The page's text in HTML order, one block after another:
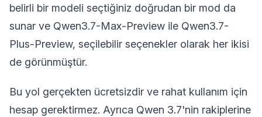
belirli bir modeli seçtiğiniz doğrudan bir mod da
sunar ve Qwen3.7-Max-Preview ile Qwen3.7-
Plus-Preview, seçilebilir seçenekler olarak her ikisi
de görünmüştür.
Bu yol gerçekten ücretsizdir ve rahat kullanım için
hesap gerektirmez. Ayrıca Qwen 3.7'nin rakiplerine